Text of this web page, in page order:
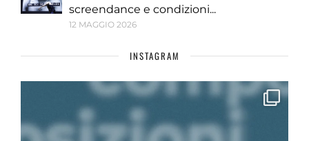
screendance e condizioni...
12 MAGGIO 2026
INSTAGRAM